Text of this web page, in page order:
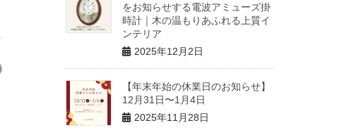
をお知らせする電波アミューズ掛
時計｜木の温もりあふれる上質イ
ンテリア
2025年12月2日
【年末年始の休業日のお知らせ】
12月31日〜1月4日
2025年11月28日